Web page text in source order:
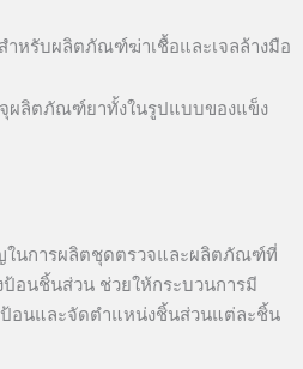
ำหรับผลิตภัณฑ์ฆ่าเชื้อและเจลล้างมือ
ผลิตภัณฑ์ยาทั้งในรูปแบบของแข็ง
นการผลิตชุดตรวจและผลิตภัณฑ์ที่
ป้อนชิ้นส่วน ช่วยให้กระบวนการมี
อนและจัดตำแหน่งชิ้นส่วนแต่ละชิ้น